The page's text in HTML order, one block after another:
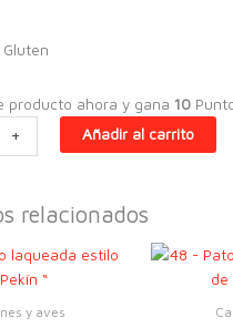
Gluten
producto ahora y gana 10
+ Añadir al carrito
relacionados
y aves